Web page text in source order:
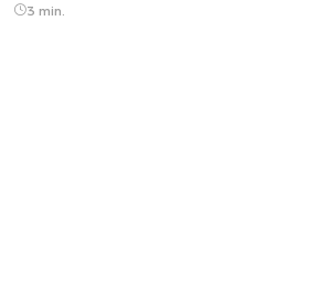
3 min.